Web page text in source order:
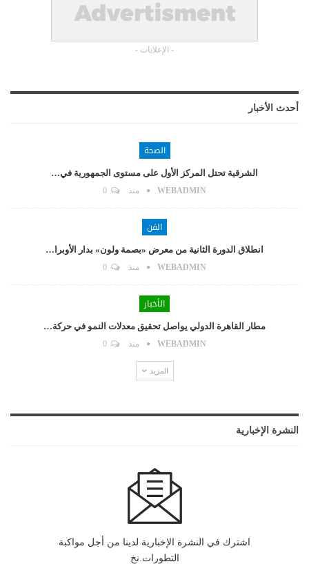
- الإعلانات -
أحدث الأخبار
الصحة
الشرقية تحتل المركز الأول على مستوى الجمهورية في…
WEBADMIN منذ
الفن
انطلاق الدورة الثانية من معرض «بصمة ولون» بدار الأوبرا…
WEBADMIN منذ
الأخبار
مطار القاهرة الدولي يواصل تحقيق معدلات النمو في حركة…
WEBADMIN منذ
المزيد
النشرة الإخبارية
اشترك في النشرة الإخبارية لدينا من أجل مواكبة
التطورات.نخ